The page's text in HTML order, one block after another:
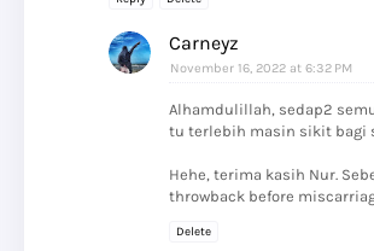
Carneyz
November 16, 2022 at 6:32 PM
Alhamdulillah, sedap2
tu terlebih masin sikit bagi
Hehe, terima kasih Nur.
throwback before
Delete